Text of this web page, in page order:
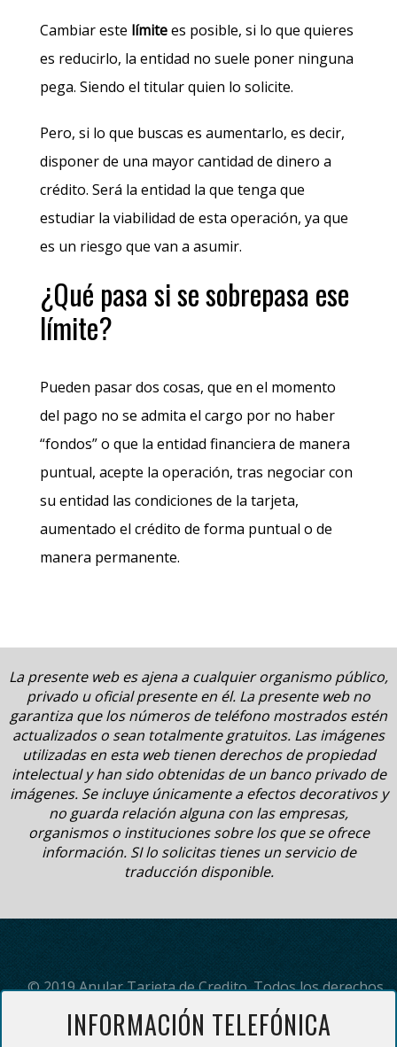
Cambiar este límitees posible, si lo que quieres
es reducirlo, la entidad no suele poner ninguna
pega. Siendo el titular quien lo solicite.
Pero, si lo que buscas es aumentarlo, es decir,
disponer de una mayor cantidad de dinero a
crédito. Será la entidad la que tenga que
estudiar la viabilidad de esta operación, ya que
es un riesgo que van a asumir.
¿Qué pasa si se sobrepasa ese
límite?
Pueden pasar dos cosas, que en el momento
del pago no se admita el cargo por no haber
“fondos” o que la entidad financiera de manera
puntual, acepte la operación, tras negociar con
su entidad las condiciones de la tarjeta,
aumentado el crédito de forma puntual o de
manera permanente.
La presente web es ajena a cualquier organismo público,
privado u oficial presente en él. La presente web no
garantiza que los números de teléfono mostrados estén
actualizados o sean totalmente gratuitos. Las imágenes
utilizadas en esta web tienen derechos de propiedad
intelectual y han sido obtenidas de un banco privado de
imágenes. Se incluye únicamente a efectos decorativos y
no guarda relación alguna con las empresas,
organismos o instituciones sobre los que se ofrece
información. SI lo solicitas tienes un servicio de
traducción disponible.
© 2019 Anular Tarjeta de Credito. Todos los derechos
reservados.
(*) Servicio de información telefónica prestado por Adding Servicios
INFORMACIÓN TELEFÓNICA